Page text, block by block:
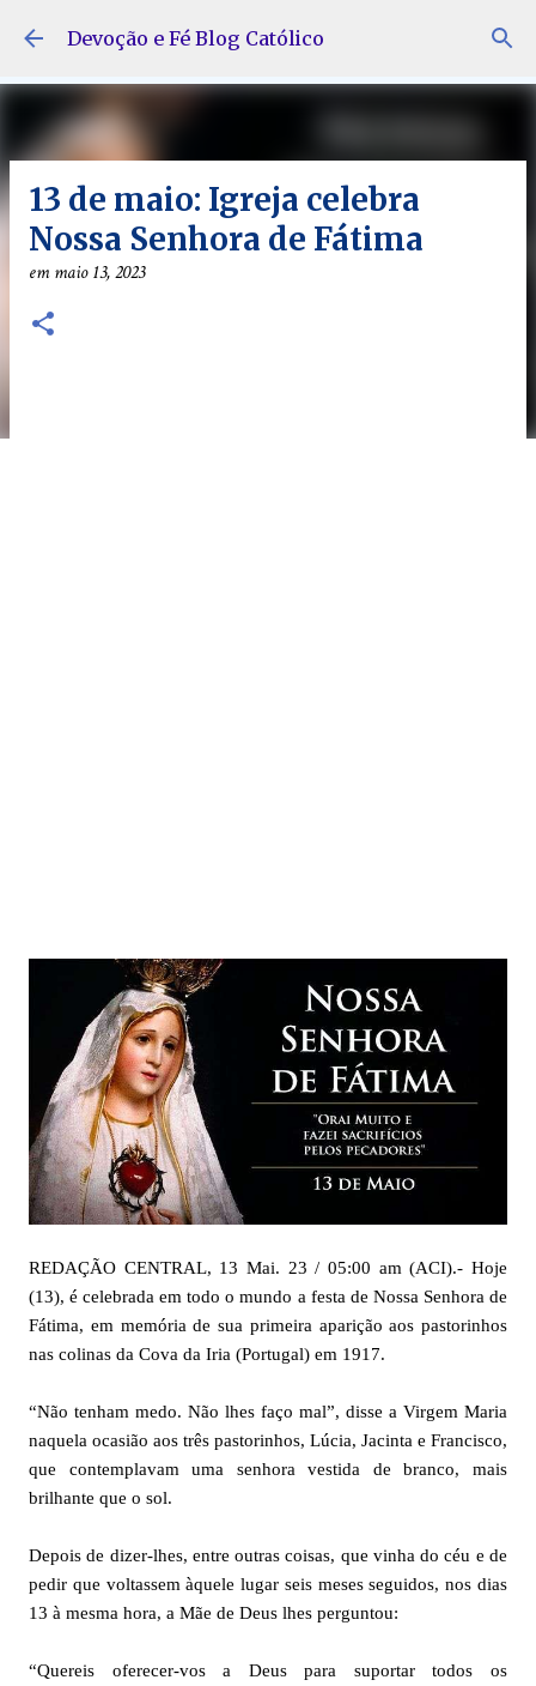
Pular para o conteúdo principal
Devoção e Fé Blog Católico
13 de maio: Igreja celebra
Nossa Senhora de Fátima
emmaio 13, 2023
REDAÇÃO CENTRAL, 13 Mai. 23 / 05:00 am (ACI).- Hoje
(13), é celebrada em todo o mundo a festa de Nossa Senhora de
Fátima, em memória de sua primeira aparição aos pastorinhos
nas colinas da Cova da Iria (Portugal) em 1917.
“Não tenham medo. Não lhes faço mal”, disse a Virgem Maria
naquela ocasião aos três pastorinhos, Lúcia, Jacinta e Francisco,
que contemplavam uma senhora vestida de branco, mais
brilhante que o sol.
Depois de dizer-lhes, entre outras coisas, que vinha do céu e de
pedir que voltassem àquele lugar seis meses seguidos, nos dias
13 à mesma hora, a Mãe de Deus lhes perguntou:
“Quereis oferecer-vos a Deus para suportar todos os